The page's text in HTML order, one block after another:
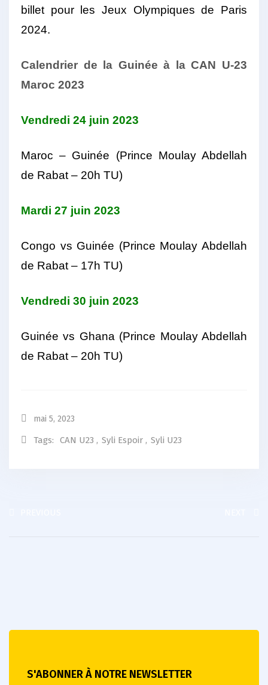
billet pour les Jeux Olympiques de Paris
2024.
Calendrier de la Guinée à la CAN U-23
Maroc 2023
Vendredi 24 juin 2023
Maroc – Guinée (Prince Moulay Abdellah
de Rabat – 20h TU)
Mardi 27 juin 2023
Congo vs Guinée (Prince Moulay Abdellah
de Rabat – 17h TU)
Vendredi 30 juin 2023
Guinée vs Ghana (Prince Moulay Abdellah
de Rabat – 20h TU)
mai 5, 2023
Tags: CAN U23 , Syli Espoir , Syli U23
S'ABONNER À NOTRE NEWSLETTER